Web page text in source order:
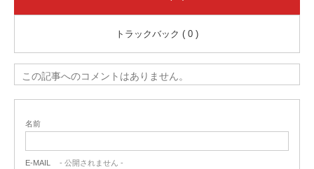
トラックバック ( 0 )
この記事へのコメントはありません。
名前
E-MAIL - 公開されません -